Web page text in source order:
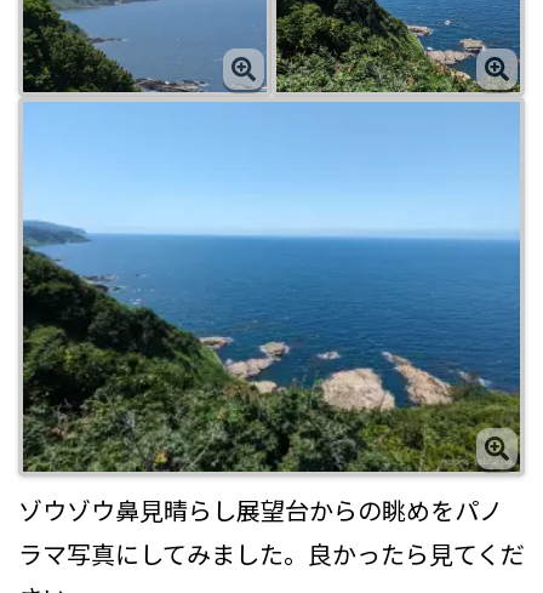
ゾウゾウ鼻見晴らし展望台からの眺めをパノ
ラマ写真にしてみました。良かったら見てくだ